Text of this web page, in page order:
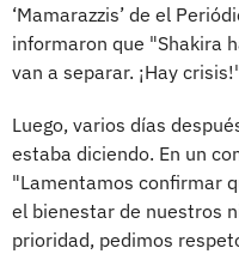
‘Mamarazzis’ de el
informaron que "Shakira
van a separar. ¡Hay
Luego, varios días
estaba diciendo. En un
"Lamentamos confirmar
el bienestar de nuestros
prioridad, pedimos